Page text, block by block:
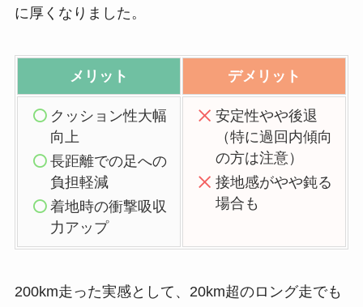
に厚くなりました。
メリット デメリット
クッション性大幅
向上
長距離での足への
負担軽減
着地時の衝撃吸収
力アップ
安定性やや後退
（特に過回内傾向
の方は注意）
接地感がやや鈍る
場合も
200km走った実感として、20km超のロング走でも